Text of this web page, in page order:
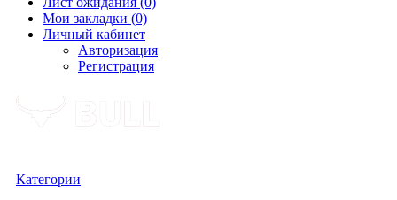
Мои закладки (0)
Личный кабинет
Авторизация
Регистрация
Категории